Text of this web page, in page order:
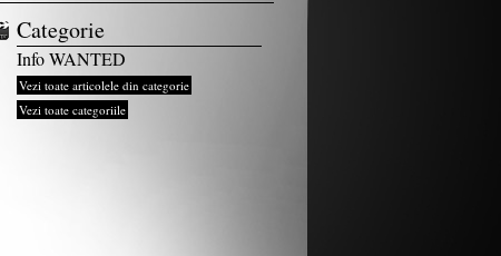
Categorie
Info WANTED
Vezi toate articolele din categorie
Vezi toate categoriile